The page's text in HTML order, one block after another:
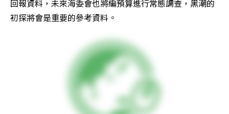
回報資料，未來海委會也將編預算進行常態調查，黑潮的
初探將會是重要的參考資料。